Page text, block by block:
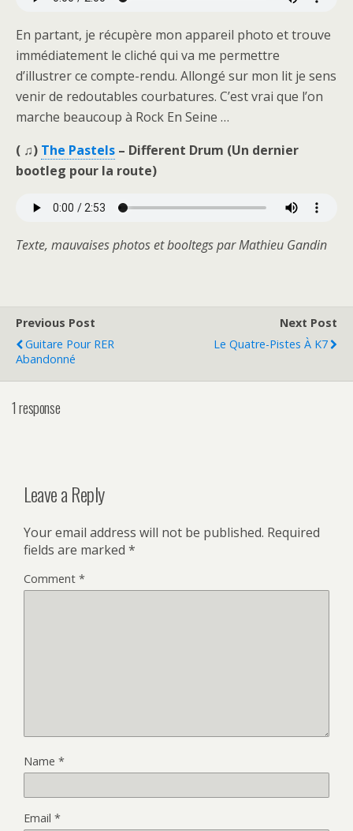
En partant, je récupère mon appareil photo et trouve
immédiatement le cliché qui va me permettre
d’illustrer ce compte-rendu. Allongé sur mon lit je sens
venir de redoutables courbatures. C’est vrai que l’on
marche beaucoup à Rock En Seine …
( ♫) The Pastels – Different Drum (Un dernier
bootleg pour la route)
Texte, mauvaises photos et booltegs par Mathieu Gandin
Previous Post
Guitare Pour RER
Abandonné
Next Post
Le Quatre-Pistes À K7
1 response
Leave a Reply
Your email address will not be published. Required
fields are marked *
Comment *
Name *
Email *